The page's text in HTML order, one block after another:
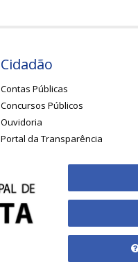
Cidadão
Contas Públicas
Concursos Públicos
Ouvidoria
Portal da Transparência